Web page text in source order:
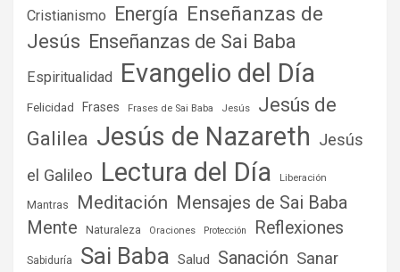
Cristianismo Energía Enseñanzas de
Jesús Enseñanzas de Sai Baba
Espiritualidad Evangelio del Día
Felicidad Frases Frases de Sai Baba Jesús
Jesús de
Galilea Jesús de Nazareth Jesús
el Galileo Lectura del Día Liberación
Mantras Meditación Mensajes de Sai Baba
Mente
Naturaleza Oraciones Protección Reflexiones
Sabiduría Sai Baba Salud Sanación Sanar